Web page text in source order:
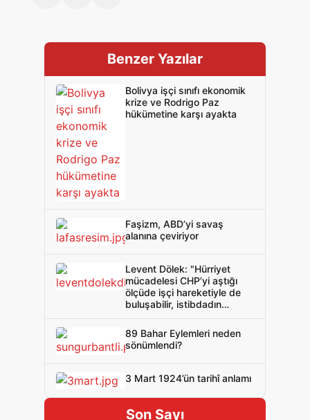
Benzer Yazılar
Bolivya işçi sınıfı ekonomik
krize ve Rodrigo Paz
hükümetine karşı ayakta
Faşizm, ABD’yi savaş
alanına çeviriyor
Levent Dölek: "Hürriyet
mücadelesi CHP’yi aştığı
ölçüde işçi hareketiyle de
buluşabilir, istibdadın
89 Bahar Eylemleri neden
sönümlendi?
3 Mart 1924’ün tarihî anlamı
Son Sayı